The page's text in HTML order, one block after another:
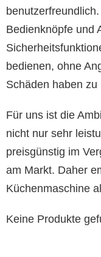
Bedienknöpfe und
bedienen, ohne
Schäden haben zu
Für uns ist die
nicht nur sehr
preisgünstig im
am Markt. Daher
Küchenmaschine
Keine Produkte